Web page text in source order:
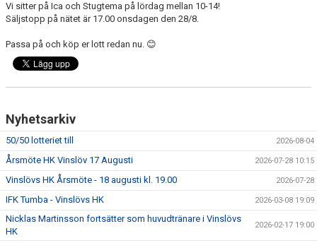
Vi sitter på Ica och Stugtema på lördag mellan 10-14!
Säljstopp på nätet är 17.00 onsdagen den 28/8.
Passa på och köp er lott redan nu. 😊
Nyhetsarkiv
50/50 lotteriet till 2026-08-04
Årsmöte HK Vinslöv 17 Augusti 2026-07-28 10:15
Vinslövs HK Årsmöte - 18 augusti kl. 19.00 2026-07-28
IFK Tumba - Vinslövs HK 2026-03-08 19:09
Nicklas Martinsson fortsätter som huvudtränare i Vinslövs
HK
2026-02-17 19:00